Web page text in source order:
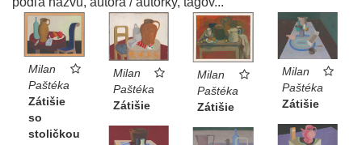
Milan
Paštéka
Zátišie
so
stoličkou
Milan
Paštéka
Zátišie
Milan
Paštéka
Zátišie
Milan
Paštéka
Zátišie